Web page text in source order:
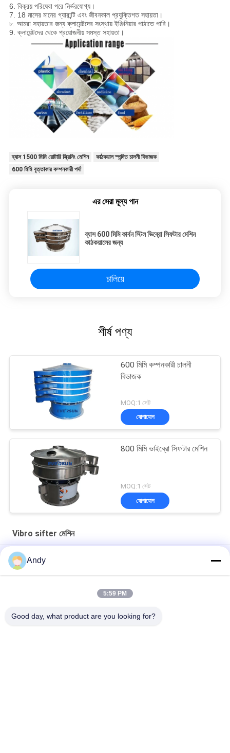
6. বিক্রয় পরিষেবা পরে নির্ভরযোগ্য।
7. 18 মাসের মানের গ্যারান্টি এবং জীবনকাল প্রযুক্তিগত সহায়তা।
৮. আমরা সহায়তার জন্য ক্লায়েন্টদের সংস্থায় ইঞ্জিনিয়ার পাঠাতে পারি।
9. ক্লায়েন্টদের থেকে প্রয়োজনীয় সমস্ত সহায়তা।
ব্যাস 1500 মিমি রোটারি স্ক্রিনিং মেশিন
কাঠকয়াল স্পন্দিত চালনী বিভাজক
600 মিমি বৃত্তাকার কম্পনকারী পর্দা
এর সেরা মূল্য পান
ব্যাস 600 মিমি কার্বন স্টিল ভিব্রো সিফটার মেশিন
কাঠকয়ালের জন্য
চালিয়ে
শীর্ষ পণ্য
600 মিমি কম্পনকারী চালনী
বিভাজক
MOQ:1 সেট
যোগাযোগ
800 মিমি ভাইব্রো সিফটার মেশিন
MOQ:1 সেট
যোগাযোগ
Vibro sifter মেশিন
High-Frequency Screen for Fine Material Processing in Mining
and Building Materials
Andy
5:59 PM
Good day, what product are you looking for?